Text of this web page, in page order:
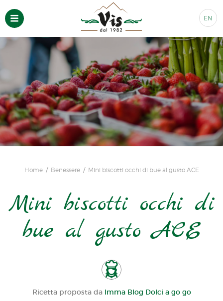
EN
Home Benessere Mini biscotti occhi di bue al gusto ACE
Mini biscotti occhi di
bue al gusto ACE
Ricetta proposta da Imma Blog Dolci a go go